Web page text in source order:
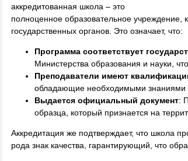
аккредитованная школа – это
полноценное образовательное учреждение,
государственных органов. Это означает, что:
Программа соответствует
Министерства образования и науки,
Преподаватели имеют
обладающие необходимыми знаниями
Выдается официальный документ:
образца, который признается на
Аккредитация же подтверждает, что школа
рода знак качества, гарантирующий, что